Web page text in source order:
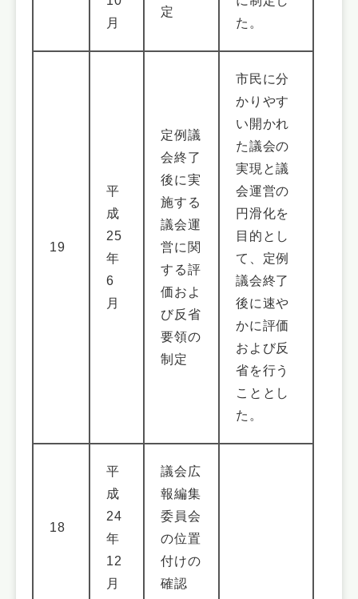
月
定
た。
19
平
成
25
年
6
月
定例議
会終了
後に実
施する
議会運
営に関
する評
価およ
び反省
要領の
制定
市民に分
かりやす
い開かれ
た議会の
実現と議
会運営の
円滑化を
目的とし
て、定例
議会終了
後に速や
かに評価
および反
省を行う
こととし
た。
18
平
成
24
年
12
月
議会広
報編集
委員会
の位置
付けの
確認